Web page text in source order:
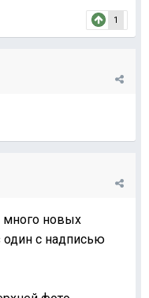
1
много новых
один с надписью